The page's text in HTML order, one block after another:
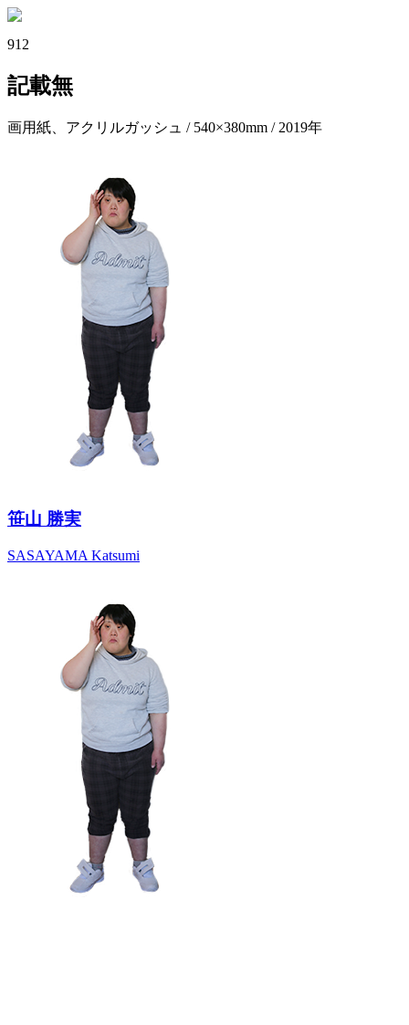
912
記載無
画用紙、アクリルガッシュ / 540×380mm / 2019年
笹山 勝実
SASAYAMA Katsumi